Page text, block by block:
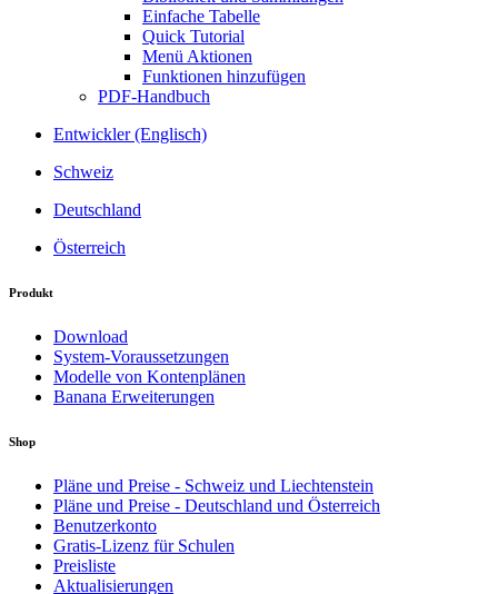
Einfache Tabelle
Quick Tutorial
Menü Aktionen
Funktionen hinzufügen
PDF-Handbuch
Entwickler (Englisch)
Schweiz
Deutschland
Österreich
Produkt
Download
System-Voraussetzungen
Modelle von Kontenplänen
Banana Erweiterungen
Shop
Pläne und Preise - Schweiz und Liechtenstein
Pläne und Preise - Deutschland und Österreich
Benutzerkonto
Gratis-Lizenz für Schulen
Preisliste
Aktualisierungen